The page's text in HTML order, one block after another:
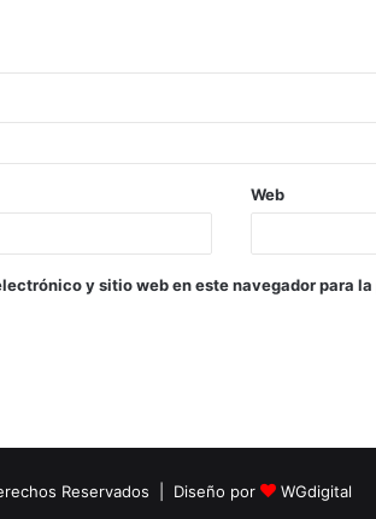
Web
y sitio web en este navegador para
Reservados | Diseño por WGdigital